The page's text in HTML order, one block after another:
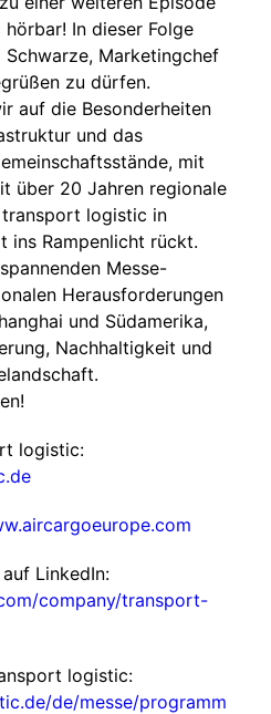
In dieser Folge
Marketingchef
zu dürfen.
auf die Besonderheiten
und das
mit
über 20 Jahren regionale
logistic in
ins Rampenlicht rückt.
Messe-
Herausforderungen
und Südamerika,
Nachhaltigkeit und
logistic:
LinkedIn:
company/transport-
logistic:
de/messe/programm